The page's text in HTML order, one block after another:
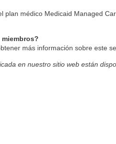
plan médico Medicaid Managed
más información sobre este
en nuestro sitio web están